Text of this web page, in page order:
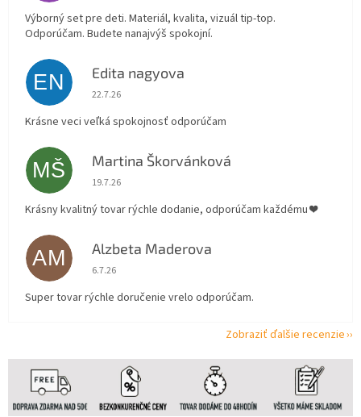
Výborný set pre deti. Materiál, kvalita, vizuál tip-top.
Odporúčam. Budete nanajvýš spokojní.
EN Edita nagyova
Hodnotenie obchodu je 5 z 5 hviezdičiek.
22.7.26
Krásne veci veľká spokojnosť odporúčam
MŠ Martina Škorvánková
Hodnotenie obchodu je 5 z 5 hviezdičiek.
19.7.26
Krásny kvalitný tovar rýchle dodanie, odporúčam každému ❤️
AM Alzbeta Maderova
Hodnotenie obchodu je 5 z 5 hviezdičiek.
6.7.26
Super tovar rýchle doručenie vrelo odporúčam.
Zobraziť ďalšie recenzie